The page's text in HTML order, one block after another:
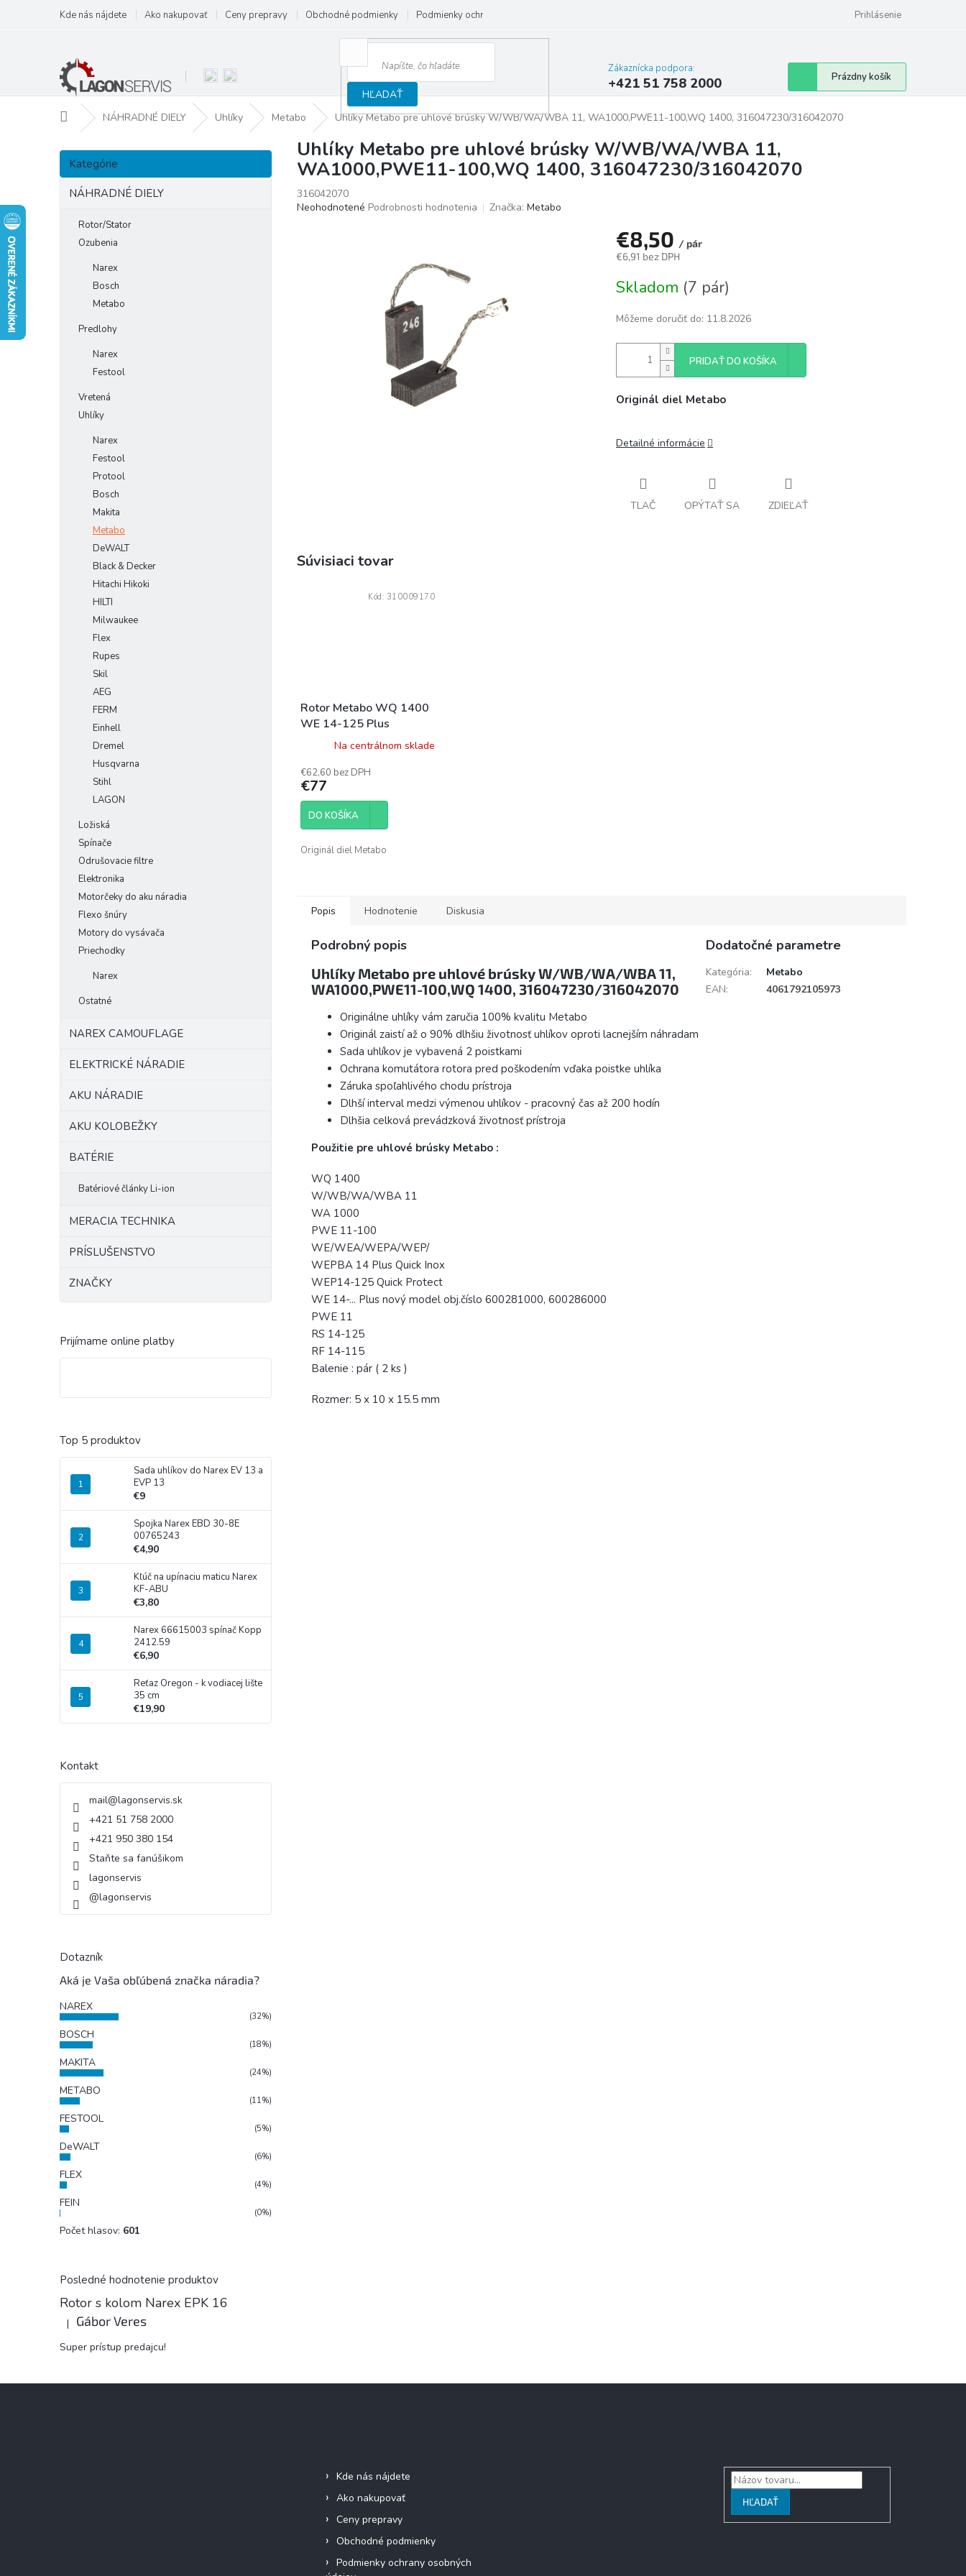
obsah
Kde nás nájdete Ako nakupovať Ceny prepravy Obchodné podmienky Podmienky ochrany osobných údajov Prihlásenie
HĽADAŤ
Zákaznícka podpora:
+421 51 758 2000
Nákupný
košík
Prázdny košík
DomovNÁHRADNÉ DIELY Uhlíky Metabo Uhlíky Metabo pre uhlové brúsky W/WB/WA/WBA 11, WA1000,PWE11-100,WQ 1400, 316047230/316042070
B
č
Preskočiť
kategórie
Kategórie
NÁHRADNÉ DIELY
Rotor/Stator
Ozubenia
Narex
Bosch
Metabo
Predlohy
Narex
Festool
Vretená
Uhlíky
Narex
Festool
Protool
Bosch
Makita
Metabo
DeWALT
Black & Decker
Hitachi Hikoki
HILTI
Milwaukee
Flex
Rupes
Skil
AEG
FERM
Einhell
Dremel
Husqvarna
Stihl
LAGON
Ložiská
Spínače
Odrušovacie filtre
Elektronika
Motorčeky do aku náradia
Flexo šnúry
Motory do vysávača
Priechodky
Narex
Ostatné
NAREX CAMOUFLAGE
ELEKTRICKÉ NÁRADIE
AKU NÁRADIE
AKU KOLOBEŽKY
BATÉRIE
Batériové články Li-ion
MERACIA TECHNIKA
PRÍSLUŠENSTVO
ZNAČKY
Prijímame online platby
Top 5 produktov
Sada uhlíkov do Narex EV 13 a
EVP 13
€9
Spojka Narex EBD 30-8E
00765243
€4,90
Kľúč na upínaciu maticu Narex
KF-ABU
€3,80
Narex 66615003 spínač Kopp
2412.59
€6,90
Reťaz Oregon - k vodiacej lište
35 cm
€19,90
Kontakt
mail@lagonservis.sk
+421 51 758 2000
+421 950 380 154
Staňte sa fanúšikom
lagonservis
@lagonservis
Dotazník
Aká je Vaša obľúbená značka náradia?
NAREX
(32%)
BOSCH
(18%)
MAKITA
(24%)
METABO
(11%)
FESTOOL
(5%)
DeWALT
(6%)
FLEX
(4%)
FEIN
(0%)
Počet hlasov: 601
Posledné hodnotenie produktov
Rotor s kolom Narex EPK 16
Hodnotenie produktu je 5 z 5 hviezdičiek.
| Gábor Veres
Super prístup predajcu!
Uhlíky Metabo pre uhlové brúsky W/WB/WA/WBA 11,
WA1000,PWE11-100,WQ 1400, 316047230/316042070
316042070
Priemerné
Neohodnotené Podrobnosti hodnotenia Značka: Metabo
€8,50 / pár
€6,91 bez DPH
cena:
Skladom (7 pár)
Môžeme doručiť do: 11.8.2026
PRIDAŤ DO KOŠÍKA
Originál diel Metabo
Detailné informácie
TLAČ OPÝTAŤ SA ZDIEĽAŤ
Súvisiaci tovar
Rotor Metabo WQ 1400
WE 14-125 Plus
Na centrálnom sklade
€62,60 bez DPH
€77
DO KOŠÍKA
Originál diel Metabo
Kód: 310009170
Popis Hodnotenie Diskusia
Podrobný popis
Uhlíky Metabo pre uhlové brúsky W/WB/WA/WBA 11,
WA1000,PWE11-100,WQ 1400, 316047230/316042070
Originálne uhlíky vám zaručia 100% kvalitu Metabo
Originál zaistí až o 90% dlhšiu životnosť uhlíkov oproti lacnejším náhradam
Sada uhlíkov je vybavená 2 poistkami
Ochrana komutátora rotora pred poškodením vďaka poistke uhlíka
Záruka spoľahlivého chodu prístroja
Dlhší interval medzi výmenou uhlíkov - pracovný čas až 200 hodín
Dlhšia celková prevádzková životnosť prístroja
Použitie pre uhlové brúsky Metabo :
WQ 1400
W/WB/WA/WBA 11
WA 1000
PWE 11-100
WE/WEA/WEPA/WEP/
WEPBA 14 Plus Quick Inox
WEP14-125 Quick Protect
WE 14-... Plus nový model obj.číslo 600281000, 600286000
PWE 11
RS 14-125
RF 14-115
Balenie : pár ( 2 ks )
Rozmer: 5 x 10 x 15.5 mm
Dodatočné parametre
Kategória:
Metabo
EAN: 4061792105973
Kde nás nájdete
Ako nakupovať
Ceny prepravy
Obchodné podmienky
Podmienky ochrany osobných
HĽADAŤ